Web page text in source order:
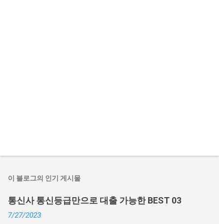
이 블로그의 인기 게시물
통신사 통신등급만으로 대출 가능한 BEST 03
7/27/2023